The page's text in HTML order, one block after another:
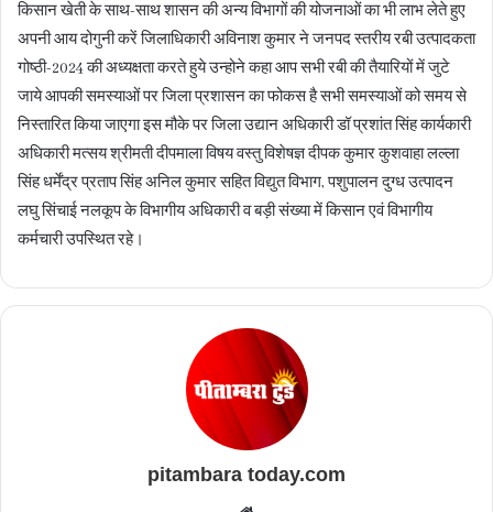
किसान खेती के साथ-साथ शासन की अन्य विभागों की योजनाओं का भी लाभ लेते हुए
अपनी आय दोगुनी करें जिलाधिकारी अविनाश कुमार ने जनपद स्तरीय रबी उत्पादकता
गोष्ठी-2024 की अध्यक्षता करते हुये उन्होने कहा आप सभी रबी की तैयारियों में जुटे
जाये आपकी समस्याओं पर जिला प्रशासन का फोकस है सभी समस्याओं को समय से
निस्तारित किया जाएगा इस मौके पर जिला उद्यान अधिकारी डॉ प्रशांत सिंह कार्यकारी
अधिकारी मत्सय श्रीमती दीपमाला विषय वस्तु विशेषज्ञ दीपक कुमार कुशवाहा लल्ला
सिंह धर्मेंद्र प्रताप सिंह अनिल कुमार सहित विद्युत विभाग, पशुपालन दुग्ध उत्पादन
लघु सिंचाई नलकूप के विभागीय अधिकारी व बड़ी संख्या में किसान एवं विभागीय
कर्मचारी उपस्थित रहे।
pitambara today.com